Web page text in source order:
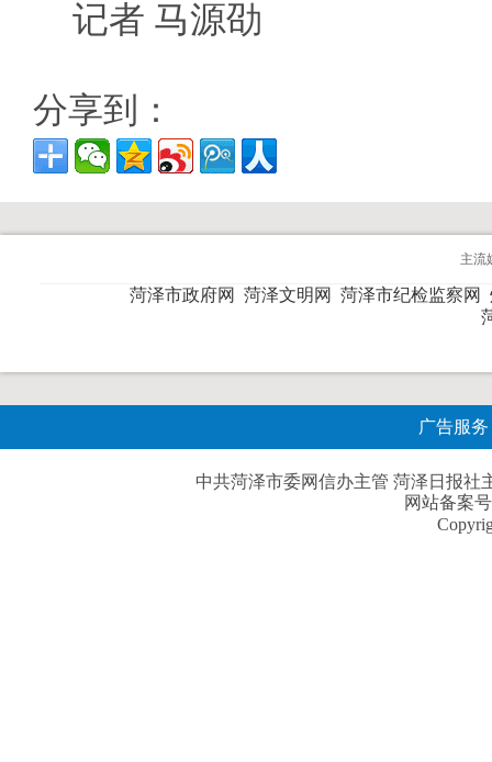
记者 马源劭
分享到：
主流
菏泽市政府网 菏泽文明网 菏泽市纪检监察网
广告服务
中共菏泽市委网信办主管 菏泽日报社
网站备案